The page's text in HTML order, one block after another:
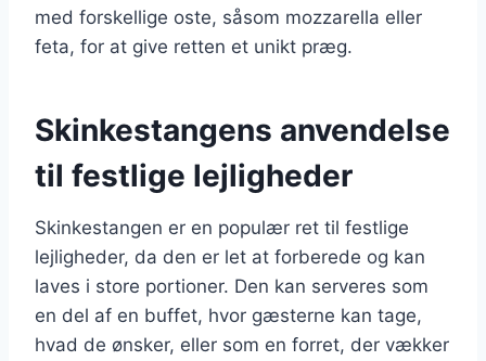
med forskellige oste, såsom mozzarella eller
feta, for at give retten et unikt præg.
Skinkestangens anvendelse
til festlige lejligheder
Skinkestangen er en populær ret til festlige
lejligheder, da den er let at forberede og kan
laves i store portioner. Den kan serveres som
en del af en buffet, hvor gæsterne kan tage,
hvad de ønsker, eller som en forret, der vækker